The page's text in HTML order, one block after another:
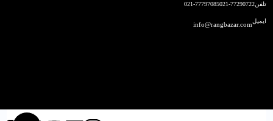
تلفن021-77290722
021-77797085
ایمیلinfo@rangbazar.com